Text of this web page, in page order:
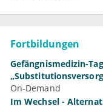
Fortbildungen
Gefängnismedizin-
On-Demand
Im Wechsel -